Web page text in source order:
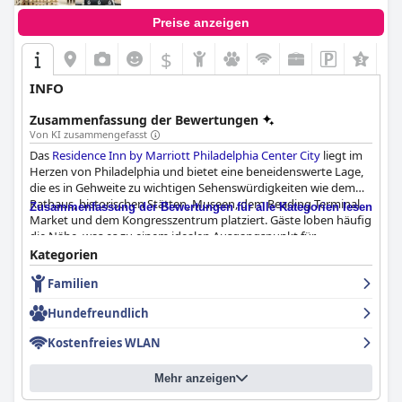
Preise anzeigen
$
INFO
Zusammenfassung der Bewertungen
Von KI zusammengefasst
Das Residence Inn by Marriott Philadelphia Center City liegt im
Herzen von Philadelphia und bietet eine beneidenswerte Lage,
die es in Gehweite zu wichtigen Sehenswürdigkeiten wie dem
Rathaus, historischen Stätten, Museen, dem Reading Terminal
Market und dem Kongresszentrum platziert. Gäste loben häufig
die Nähe, was es zu einem idealen Ausgangspunkt für
Erkundungen und Geschäftsreisen macht.
Die Zimmer im Hotel sind geräumig und gut ausgestattet mit
Aufenthalte geeignet macht. Viele Zimmer bieten einen
spektakulären Blick auf die Stadt, was das gesamte
Gästeerlebnis bereichert. Die Betten werden im Allgemeinen für
ihren Komfort gelobt, was zu einem erholsamen Aufenthalt
Zusammenfassung der Bewertungen für alle Kategorien lesen
Kategorien
Familien
Hundefreundlich
Kostenfreies WLAN
Mehr anzeigen